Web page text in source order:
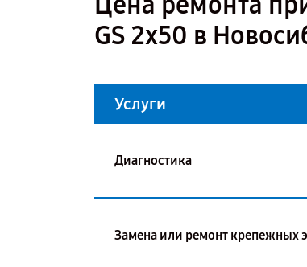
GS 2x50 в
Услуги
Диагностика
Замена или ремонт крепежных